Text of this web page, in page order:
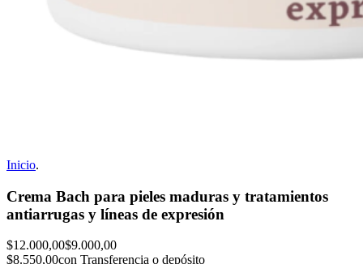
Inicio.
Crema Bach para pieles maduras y tratamientos
antiarrugas y líneas de expresión
$12.000,00$9.000,00
$8.550,00con Transferencia o depósito